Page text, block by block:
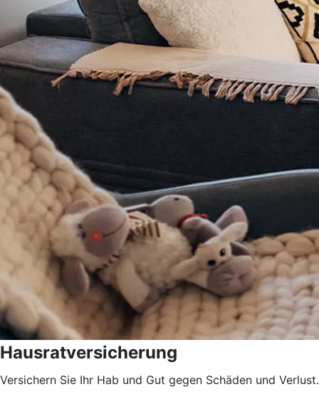
Hausratversicherung
Versichern Sie Ihr Hab und Gut gegen Schäden und Verlust.